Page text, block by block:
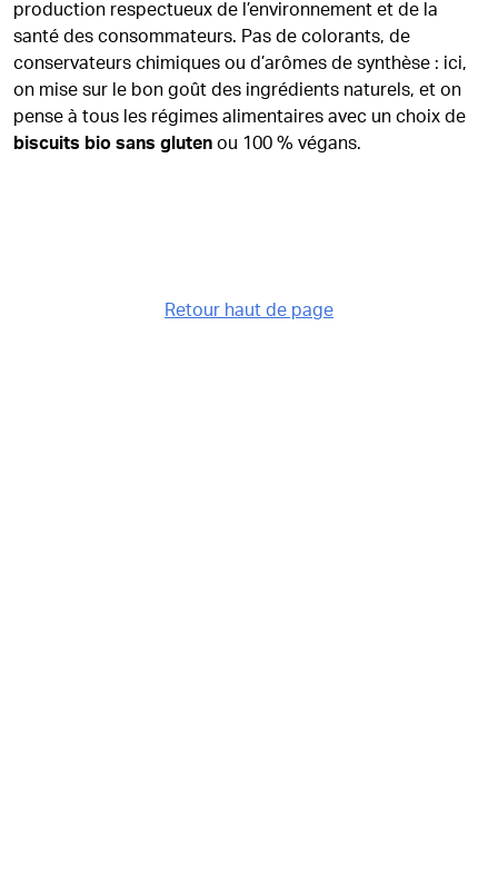
Retour haut de page
production respectueux de l’environnement et de la
santé des consommateurs. Pas de colorants, de
conservateurs chimiques ou d’arômes de synthèse : ici,
on mise sur le bon goût des ingrédients naturels, et on
pense à tous les régimes alimentaires avec un choix de
biscuits bio sans gluten ou 100 % végans.